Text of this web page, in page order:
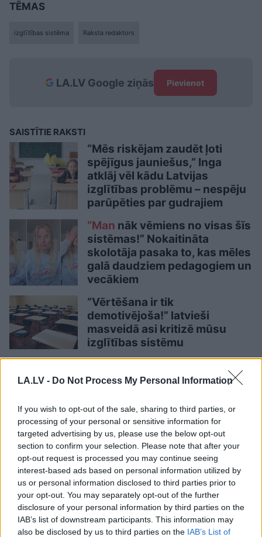
LA.LV - Do Not Process My Personal Information
If you wish to opt-out of the sale, sharing to third parties, or
processing of your personal or sensitive information for
targeted advertising by us, please use the below opt-out
section to confirm your selection. Please note that after your
opt-out request is processed you may continue seeing
interest-based ads based on personal information utilized by
us or personal information disclosed to third parties prior to
your opt-out. You may separately opt-out of the further
disclosure of your personal information by third parties on the
IAB’s list of downstream participants. This information may
also be disclosed by us to third parties on the IAB’s List of
TĒMAS
izglītības sistēma Raksta redaktors
LA.LV Google ziņās Pievienot
SAISTĪTIE RAKSTI
“Mēs riskējam zaudēt ļoti
spējīgus jauniešus,” Inga
atklāj vēl kādu Latvijas
izglītības problēmu – nespēju
parūpēties par gudrajiem
“Man nāk vēmiens no visas šīs
sistēmas!” Nokaitināta
skolotāja pasaka to, kas mēles
galā daudziem pedagogiem un
vecākiem
“Vērtēšana ir tik
demotivējoša!” latvieši
masveidā asi kritizē mūsu
izglītības sistēmu
LA.LV aicina portāla lietotājus, rakstot komentārus, ievērot
pieklājību, nekurināt naidu un iztikt bez rupjībām.
Pievieno komentāru
LASĪTĀKIE
Ar šo zodiaka zīmju pārstāvjiem labāk
nestrīdēties: viņi vienmēr atradīs veidu,
kā pamatīgi atriebties